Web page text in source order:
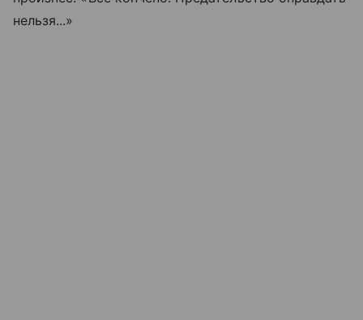
нельзя...»